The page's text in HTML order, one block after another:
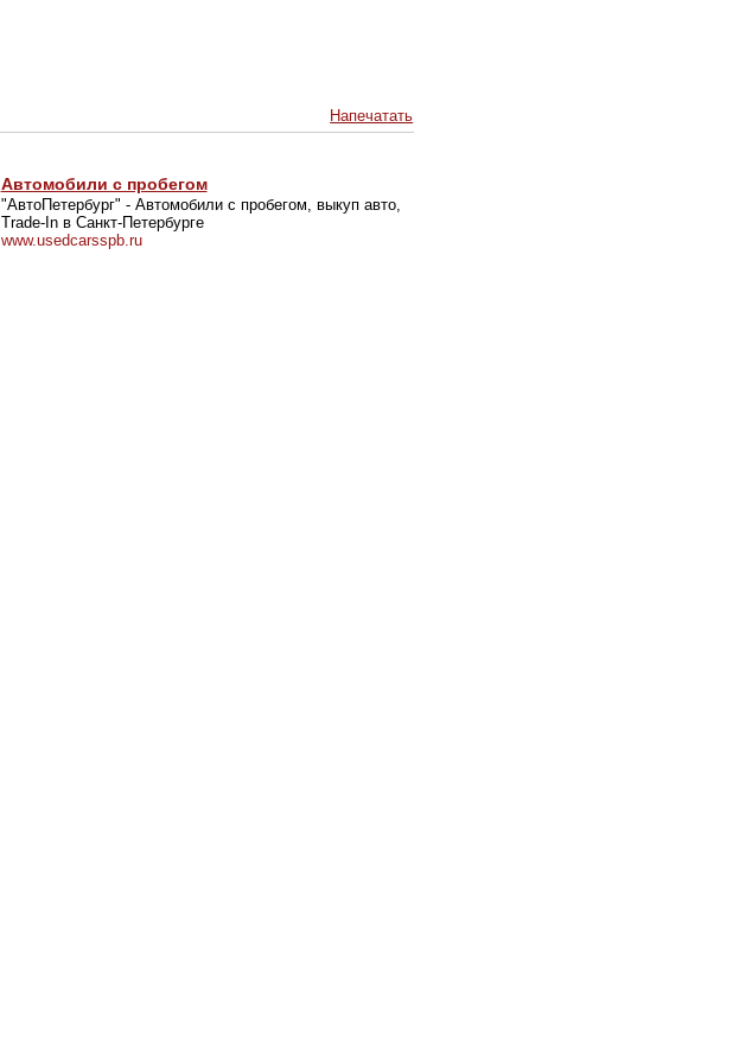
Напечатать
Автомобили с пробегом
"АвтоПетербург" - Автомобили с пробегом, выкуп авто,
Trade-In в Санкт-Петербурге
www.usedcarsspb.ru